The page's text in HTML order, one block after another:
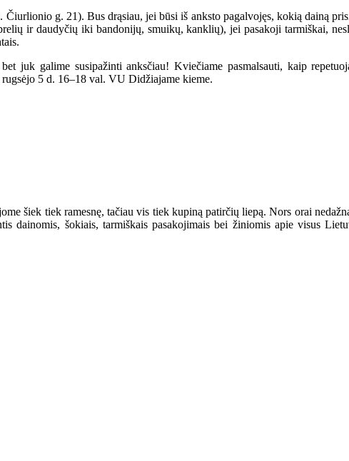
g. 21). Bus drąsiau, jei būsi iš anksto pagalvojęs, kokią dainą
ir daudyčių iki bandonijų, smuikų, kanklių), jei pasakoji tarmiškai,
juk galime susipažinti anksčiau! Kviečiame pasmalsauti, kaip
5 d. 16–18 val. VU Didžiajame kieme.
šiek tiek ramesnę, tačiau vis tiek kupiną patirčių liepą. Nors orai
dainomis, šokiais, tarmiškais pasakojimais bei žiniomis apie visus